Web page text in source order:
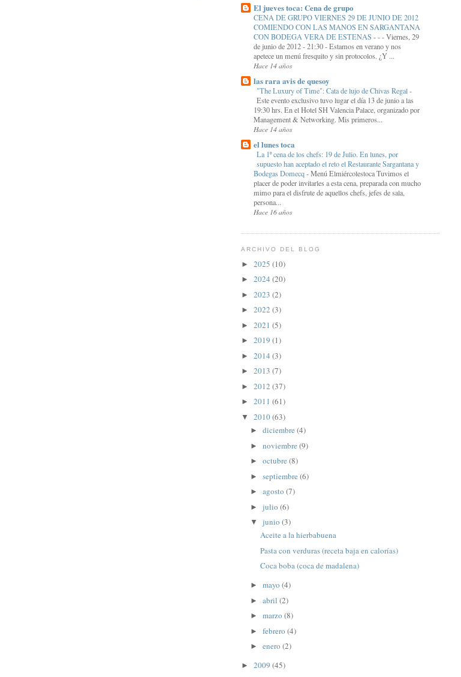
El jueves toca: Cena de grupo
CENA DE GRUPO VIERNES 29 DE JUNIO DE 2012
COMIENDO CON LAS MANOS EN SARGANTANA
CON BODEGA VERA DE ESTENAS -- - Viernes, 29
de junio de 2012 - 21:30 - Estamos en verano y nos
apetece un menú fresquito y sin protocolos. ¿Y ...
Hace 14 años
las rara avis de quesoy
"The Luxury of Time": Cata de lujo de Chivas Regal-
Este evento exclusivo tuvo lugar el día 13 de junio a las
19:30 hrs. En el Hotel SH Valencia Palace, organizado por
Management & Networking. Mis primeros...
Hace 14 años
el lunes toca
La 1ª cena de los chefs: 19 de Julio. En lunes, por
supuesto han aceptado el reto el Restaurante Sargantana y
Bodegas Domecq-Menú Elmiércolestoca Tuvimos el
placer de poder invitarles a esta cena, preparada con mucho
mimo para el disfrute de aquellos chefs, jefes de sala,
persona...
Hace 16 años
ARCHIVO DEL BLOG
► 2025 (10)
► 2024 (20)
► 2023 (2)
► 2022 (3)
► 2021 (5)
► 2019 (1)
► 2014 (3)
► 2013 (7)
► 2012 (37)
► 2011 (61)
▼ 2010(63)
►diciembre(4)
►noviembre(9)
►octubre(8)
►septiembre(6)
►agosto(7)
►julio(6)
▼junio(3)
Aceite a la hierbabuena
Pasta con verduras (receta baja en calorías)
Coca boba (coca de madalena)
►mayo(4)
►abril(2)
►marzo(8)
►febrero(4)
►enero(2)
► 2009 (45)